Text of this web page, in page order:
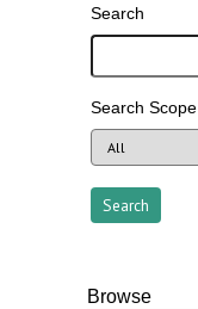
Search
Search Scope
Browse